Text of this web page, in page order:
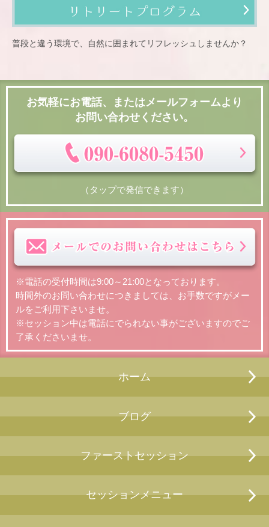
普段と違う環境で、自然に囲まれてリフレッシュしませんか？
お気軽にお電話、またはメールフォームより
お問い合わせください。
（タップで発信できます）
※電話の受付時間は9:00～21:00となっております。
時間外のお問い合わせにつきましては、お手数ですがメー
ルをご利用下さいませ。
※セッション中は電話にでられない事がございますのでご
了承くださいませ。
ホーム
ブログ
ファーストセッション
セッションメニュー